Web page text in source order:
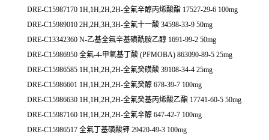
DRE-C15987170 1H,1H,2H,2H-全氟辛醇丙烯酸酯 17527-29-6 100mg
DRE-C15989010 2H,2H,3H,3H-全氟十一酸 34598-33-9 50mg
DRE-C13342360 N-乙基全氟辛基磺酰胺乙醇 1691-99-2 50mg
DRE-C15986950 全氟-4-甲氧基丁酸 (PFMOBA) 863090-89-5 25mg
DRE-C15986585 1H,1H,2H,2H-全氟癸磺酸 39108-34-4 25mg
DRE-C15986601 1H,1H,2H,2H-全氟癸醇 678-39-7 100mg
DRE-C15986630 1H,1H,2H,2H-全氟癸基丙烯酸乙酯 17741-60-5 50mg
DRE-C15987160 1H,1H,2H,2H-全氟辛醇 647-42-7 100mg
DRE-C15986517 全氟丁基磺酸钾 29420-49-3 100mg